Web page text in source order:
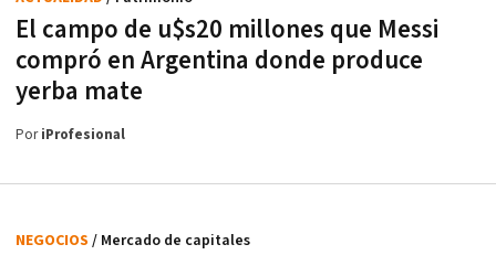
El campo de u$s20 millones que Messi
compró en Argentina donde produce
yerba mate
PoriProfesional
NEGOCIOS / Mercado de capitales